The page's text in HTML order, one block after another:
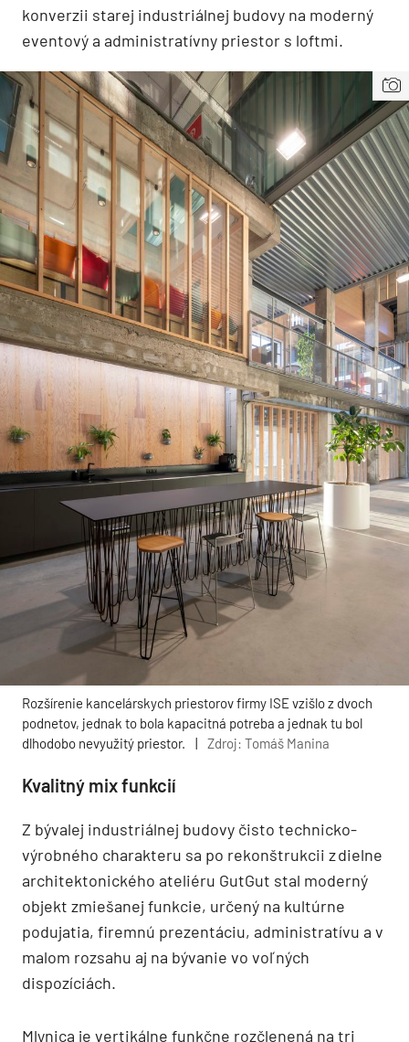
konverzii starej industriálnej budovy na moderný
eventový a administratívny priestor s loftmi.
Rozšírenie kancelárskych priestorov firmy ISE vzišlo z dvoch
podnetov, jednak to bola kapacitná potreba a jednak tu bol
dlhodobo nevyužitý priestor.
| Zdroj: Tomáš Manina
Kvalitný mix funkcií
Z bývalej industriálnej budovy čisto technicko-
výrobného charakteru sa po rekonštrukcii z dielne
architektonického ateliéru GutGut stal moderný
objekt zmiešanej funkcie, určený na kultúrne
podujatia, firemnú prezentáciu, administratívu a v
malom rozsahu aj na bývanie vo voľných
dispozíciách.
Mlynica je vertikálne funkčne rozčlenená na tri